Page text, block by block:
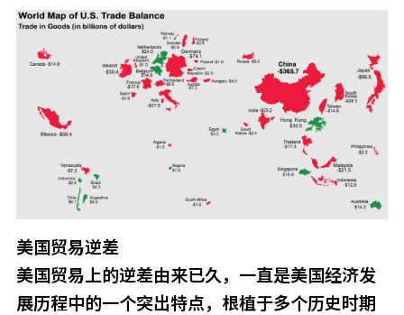
美国贸易逆差
美国贸易上的逆差由来已久，一直是美国经济发
展历程中的一个突出特点，根植于多个历史时期